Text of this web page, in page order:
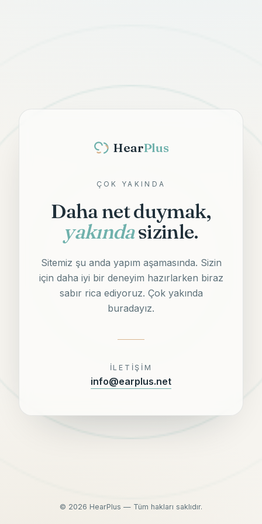
HearPlus
ÇOK YAKINDA
Daha net duymak,
yakındasizinle.
Sitemiz şu anda yapım aşamasında. Sizin
için daha iyi bir deneyim hazırlarken biraz
sabır rica ediyoruz. Çok yakında
buradayız.
İLETIŞIM
info@earplus.net
© 2026 HearPlus — Tüm hakları saklıdır.